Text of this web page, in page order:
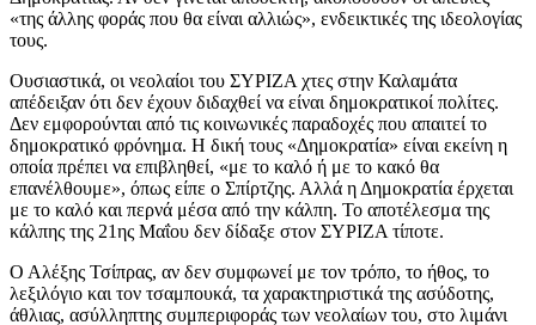
«της άλλης φοράς που θα είναι αλλιώς», ενδεικτικές της ιδεολογίας
τους.
Ουσιαστικά, οι νεολαίοι του ΣΥΡΙΖΑ χτες στην Καλαμάτα
απέδειξαν ότι δεν έχουν διδαχθεί να είναι δημοκρατικοί πολίτες.
Δεν εμφορούνται από τις κοινωνικές παραδοχές που απαιτεί το
δημοκρατικό φρόνημα. Η δική τους «Δημοκρατία» είναι εκείνη η
οποία πρέπει να επιβληθεί, «με το καλό ή με το κακό θα
επανέλθουμε», όπως είπε ο Σπίρτζης. Αλλά η Δημοκρατία έρχεται
με το καλό και περνά μέσα από την κάλπη. Το αποτέλεσμα της
κάλπης της 21ης Μαΐου δεν δίδαξε στον ΣΥΡΙΖΑ τίποτε.
Ο Αλέξης Τσίπρας, αν δεν συμφωνεί με τον τρόπο, το ήθος, το
λεξιλόγιο και τον τσαμπουκά, τα χαρακτηριστικά της ασύδοτης,
άθλιας, ασύλληπτης συμπεριφοράς των νεολαίων του, στο λιμάνι